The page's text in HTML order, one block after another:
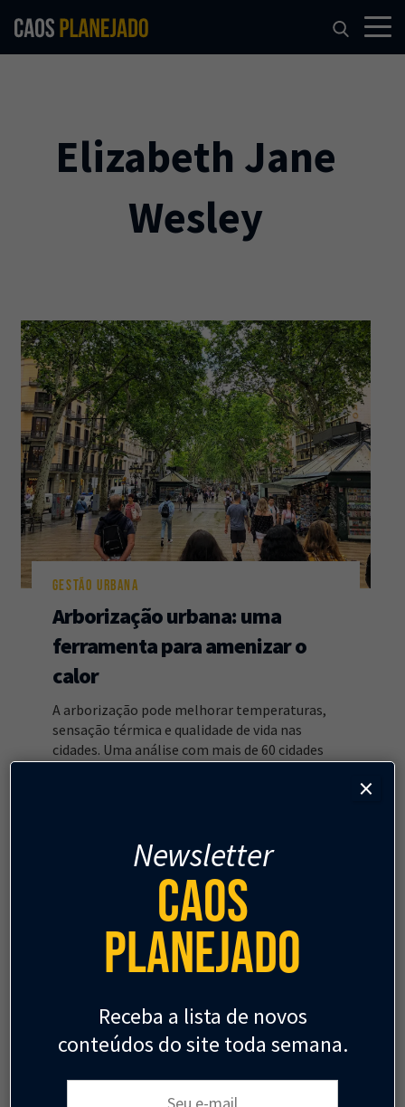
NewsletterCaos Planejado.
Inscreva-se na newsletter do Caos Planejado e
receba todas as nossas novidades.
INSCREVER-SE
Elizabeth Jane
Wesley
GESTÃO URBANA
Arborização urbana: uma
ferramenta para amenizar o
calor
A arborização pode melhorar temperaturas,
sensação térmica e qualidade de vida nas
cidades. Uma análise com mais de 60 cidades
John-Rob PoolNewsletter
Caos
Planejado
Receba a lista de novos
conteúdos do site toda semana.
×